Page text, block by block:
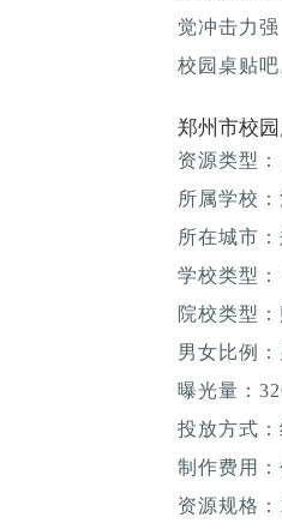
觉冲击力
校园桌贴吧
郑州市校
资源类型
所属学校
所在城市
学校类型
院校类型
男女比例
曝光量：
投放方式
制作费用：
资源规格